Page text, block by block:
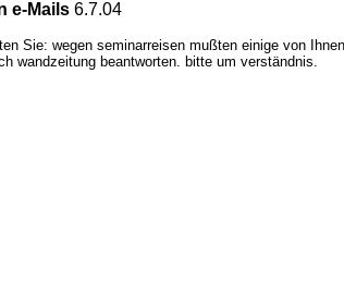
e-Mails 6.7.04
Sie: wegen seminarreisen mußten einige von
wandzeitung beantworten. bitte um verständnis.